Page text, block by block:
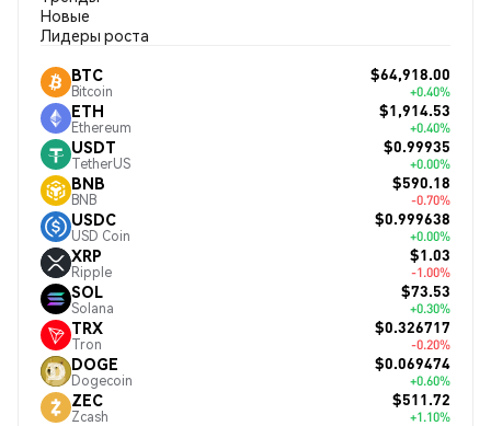
Новые
Лидеры роста
BTC
Bitcoin
$64,918.00
+0.40%
ETH
Ethereum
$1,914.53
+0.40%
USDT
TetherUS
$0.99935
+0.00%
BNB
BNB
$590.18
-0.70%
USDC
USD Coin
$0.999638
+0.00%
XRP
Ripple
$1.03
-1.00%
SOL
Solana
$73.53
+0.30%
TRX
Tron
$0.326717
-0.20%
DOGE
Dogecoin
$0.069474
+0.60%
ZEC
Zcash
$511.72
+1.10%